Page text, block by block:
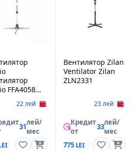
FFA4058
22 лей
31лей/
мес
Вентилятор Zilan
Ventilator Zilan
ZLN2331
23 лей
Кредит
от
33лей/
мес
775